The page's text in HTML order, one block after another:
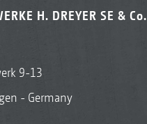
H. DREYER SE & Co.
9-13
- Germany